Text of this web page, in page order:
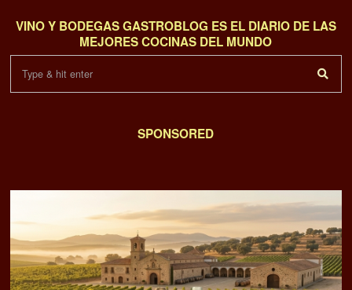
VINO Y BODEGAS GASTROBLOG ES EL DIARIO DE LAS
MEJORES COCINAS DEL MUNDO
SPONSORED